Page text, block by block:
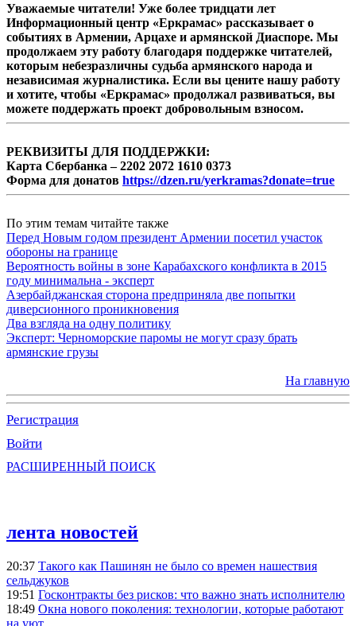
Уважаемые читатели! Уже более тридцати лет
Информационный центр «Еркрамас» рассказывает о
событиях в Армении, Арцахе и армянской Диаспоре. Мы
продолжаем эту работу благодаря поддержке читателей,
которым небезразличны судьба армянского народа и
независимая журналистика. Если вы цените нашу работу
и хотите, чтобы «Еркрамас» продолжал развиваться, вы
можете поддержать проект добровольным взносом.
РЕКВИЗИТЫ ДЛЯ ПОДДЕРЖКИ:
Карта Сбербанка – 2202 2072 1610 0373
Форма для донатов https://dzen.ru/yerkramas?donate=true
По этим темам читайте также
Перед Новым годом президент Армении посетил участок
обороны на границе
Вероятность войны в зоне Карабахского конфликта в 2015
году минимальна - эксперт
Азербайджанская сторона предприняла две попытки
диверсионного проникновения
Два взгляда на одну политику
Эксперт: Черноморские паромы не могут сразу брать
армянские грузы
На главную
Регистрация
Войти
РАСШИРЕННЫЙ ПОИСК
лента новостей
20:37 Такого как Пашинян не было со времен нашествия
сельджуков
19:51 Госконтракты без рисков: что важно знать исполнителю
18:49 Окна нового поколения: технологии, которые работают
на уют